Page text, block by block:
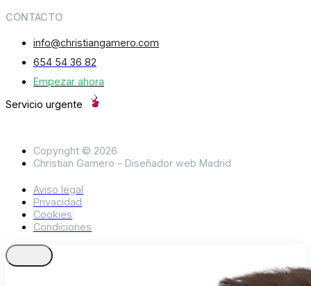
CONTACTO
info@christiangamero.com
654 54 36 82
Empezar ahora
Servicio urgente
Copyright © 2026
Christian Gamero - Diseñador web Madrid
Aviso legal
Privacidad
Cookies
Condiciones